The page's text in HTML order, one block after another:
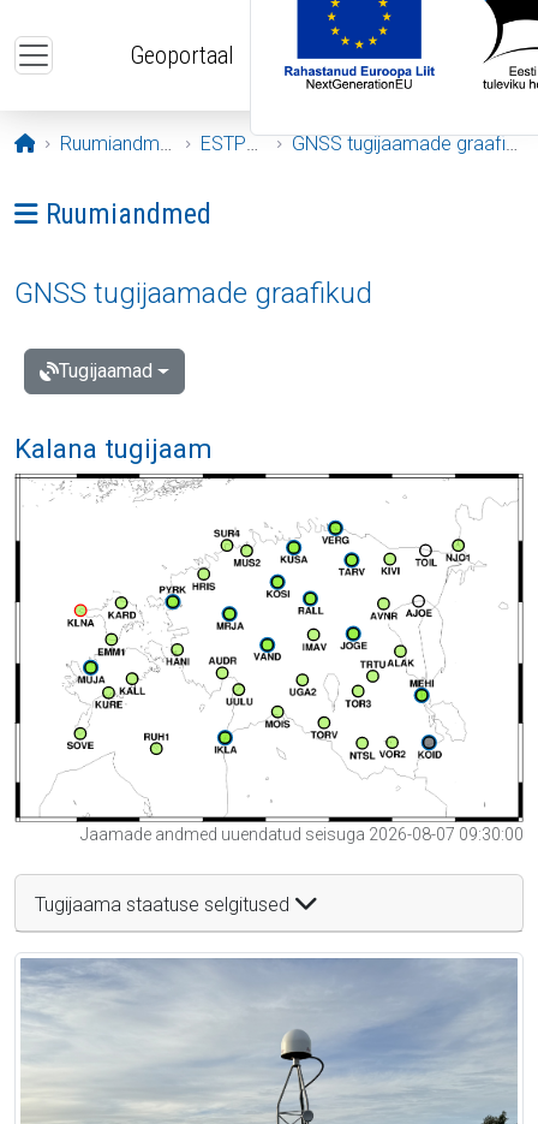
Geoportaal
Avaleht
Ruumiandmed ESTPOS GNSS tugijaamade graafikud
Ava menüü: Ruumiandmed
Ruumiandmed
GNSS tugijaamade graafikud
Tugijaamad
Kalana tugijaam
Jaamade andmed uuendatud seisuga 2026-08-07 09:30:00
Tugijaama staatuse selgitused